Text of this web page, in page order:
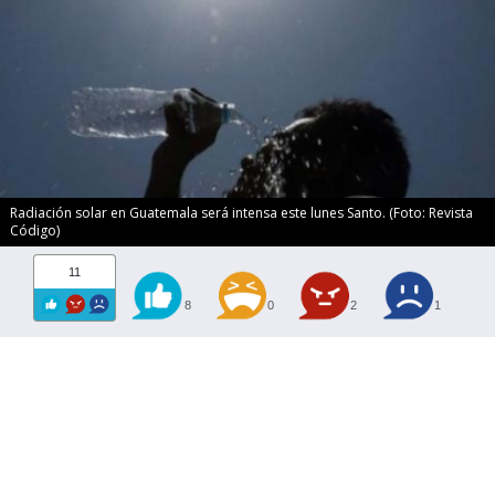
Radiación solar en Guatemala será intensa este lunes Santo. (Foto: Revista
Código)
11
8 0 2 1